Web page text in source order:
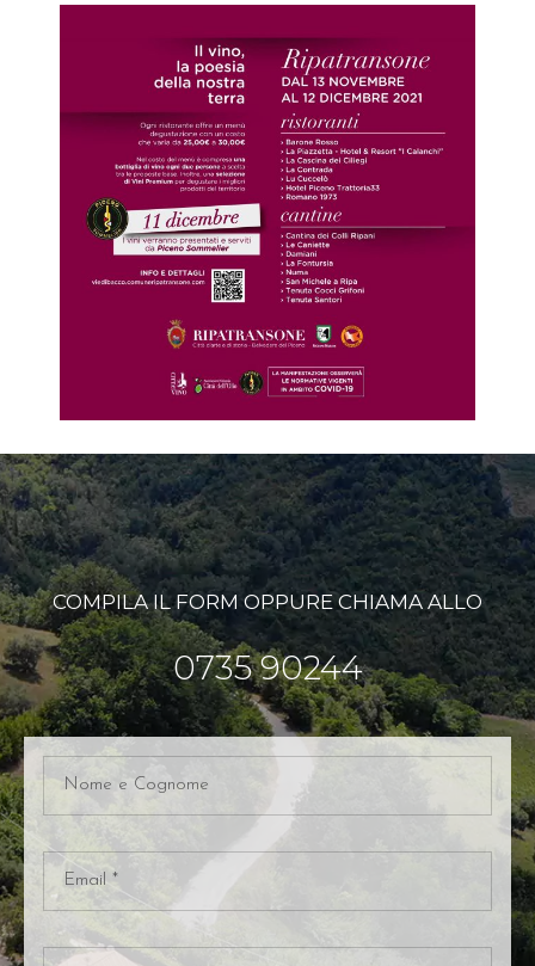
COMPILA IL FORM OPPURE CHIAMA ALLO
0735 90244